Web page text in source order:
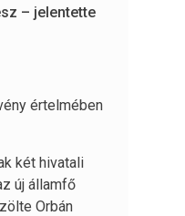
– jelentette
értelmében
két hivatali
új államfő
Orbán